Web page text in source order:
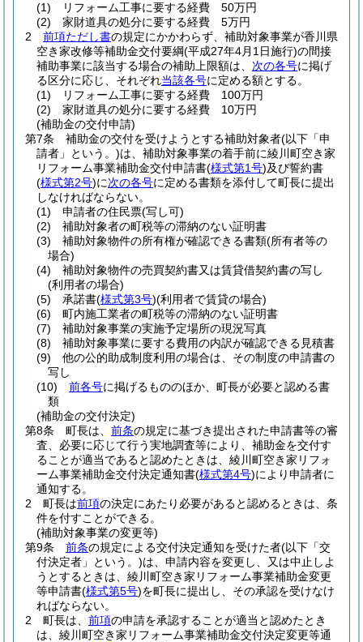
(1)
リフォーム工事に要する経費 50万円
(2)
家財道具の処分に要する経費 5万円
2
前項ただし書の規定にかかわらず、補助対象事業が香川県
空き家改修等補助金交付要綱(平成27年4月1日施行)の間接
補助事業に該当する場合の補助上限額は、 次の各号に掲げ
る区分に応じ、それぞれ当該各号に定める額とする。
(1)
リフォーム工事に要する経費 100万円
(2)
家財道具の処分に要する経費 10万円
(補助金の交付申請)
第7条
補助金の交付を受けようとする補助対象者(以下「申
請者」という。)は、補助対象事業の着手前に綾川町空き家
リフォーム事業補助金交付申請書(様式第1号)及び誓約書
(様式第2号)に次の各号に定める書類を添付して町長に提出
しなければならない。
(1)
申請者の住民票(写し可)
(2)
補助対象者の町税等の滞納のない証明書
(3)
補助対象物件の所有権が確認できる書類(所有者等の
場合)
(4)
補助対象物件の売買契約書又は賃貸借契約書の写し
(利用者の場合)
(5)
承諾書(様式第3号)(利用者で賃貸の場合)
(6)
町内施工業者の町税等の滞納のない証明書
(7)
補助対象事業の実施予定場所の現況写真
(8)
補助対象事業に要する費用の内訳が確認できる見積書
(9)
他の公的助成制度利用の場合は、その制度の申請書の
写し
(10)
前各号に掲げるもののほか、町長が必要と認める書
類
(補助金の交付決定)
第8条
町長は、 前条の規定に基づき提出された申請書等の審
査、必要に応じて行う実地調査等により、補助金を交付す
ることが適当であると認めたときは、綾川町空き家リフォ
ーム事業補助金交付決定通知書(様式第4号)により申請者に
通知する。
2
町長は前項の決定にあたり必要があると認めるときは、条
件を付すことができる。
(補助対象事業の変更等)
第9条
前条の規定による交付決定通知を受けた者(以下「交
付決定者」という。)は、申請内容を変更し、又は中止しよ
うとするときは、綾川町空き家リフォーム事業補助金変更
等申請書(様式第5号)を町長に提出し、その承認を受けなけ
ればならない。
2
町長は、 前項の申請を承認することが適当と認めたとき
は、綾川町空き家リフォーム事業補助金交付決定変更等通